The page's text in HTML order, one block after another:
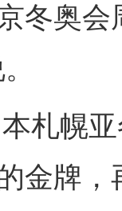
冬奥会
幌亚
金牌